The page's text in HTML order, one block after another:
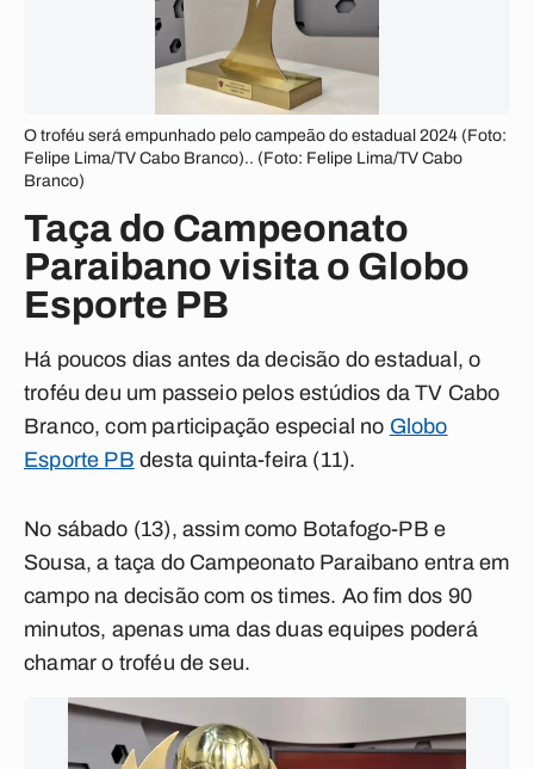
O troféu será empunhado pelo campeão do estadual 2024 (Foto:
Felipe Lima/TV Cabo Branco).. (Foto: Felipe Lima/TV Cabo
Branco)
Taça do Campeonato
Paraibano visita o Globo
Esporte PB
Há poucos dias antes da decisão do estadual, o
troféu deu um passeio pelos estúdios daTV Cabo
Branco, com participação especial no Globo
Esporte PB desta quinta-feira (11).
No sábado (13), assim como Botafogo-PB e
Sousa, a taça do Campeonato Paraibano entra em
campo na decisão com os times. Ao fim dos 90
minutos, apenas uma das duas equipes poderá
chamar o troféu de seu.